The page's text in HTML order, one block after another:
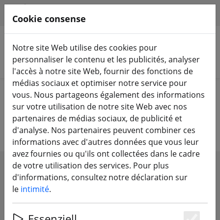
Rechercher des produits
Home Équipement Télécommande Capteurs RC
Capteurs RC
SHOW FILTERS
Cookie consense
Notre site Web utilise des cookies pour
personnaliser le contenu et les publicités, analyser
l'accès à notre site Web, fournir des fonctions de
médias sociaux et optimiser notre service pour
vous. Nous partageons également des informations
sur votre utilisation de notre site Web avec nos
partenaires de médias sociaux, de publicité et
d'analyse. Nos partenaires peuvent combiner ces
informations avec d'autres données que vous leur
avez fournies ou qu'ils ont collectées dans le cadre
de votre utilisation des services. Pour plus
d'informations, consultez notre déclaration sur
le intimité.